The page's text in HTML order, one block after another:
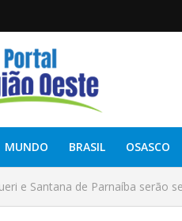
MUNDO BRASIL OSASCO
e Santana de Parnaíba serão